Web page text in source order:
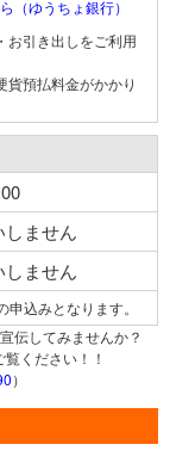
（ゆうちょ銀行）
お引き出しをご利用
預払料金がかかり
しません
しません
込みとなります。
伝してみませんか？
ください！！
）